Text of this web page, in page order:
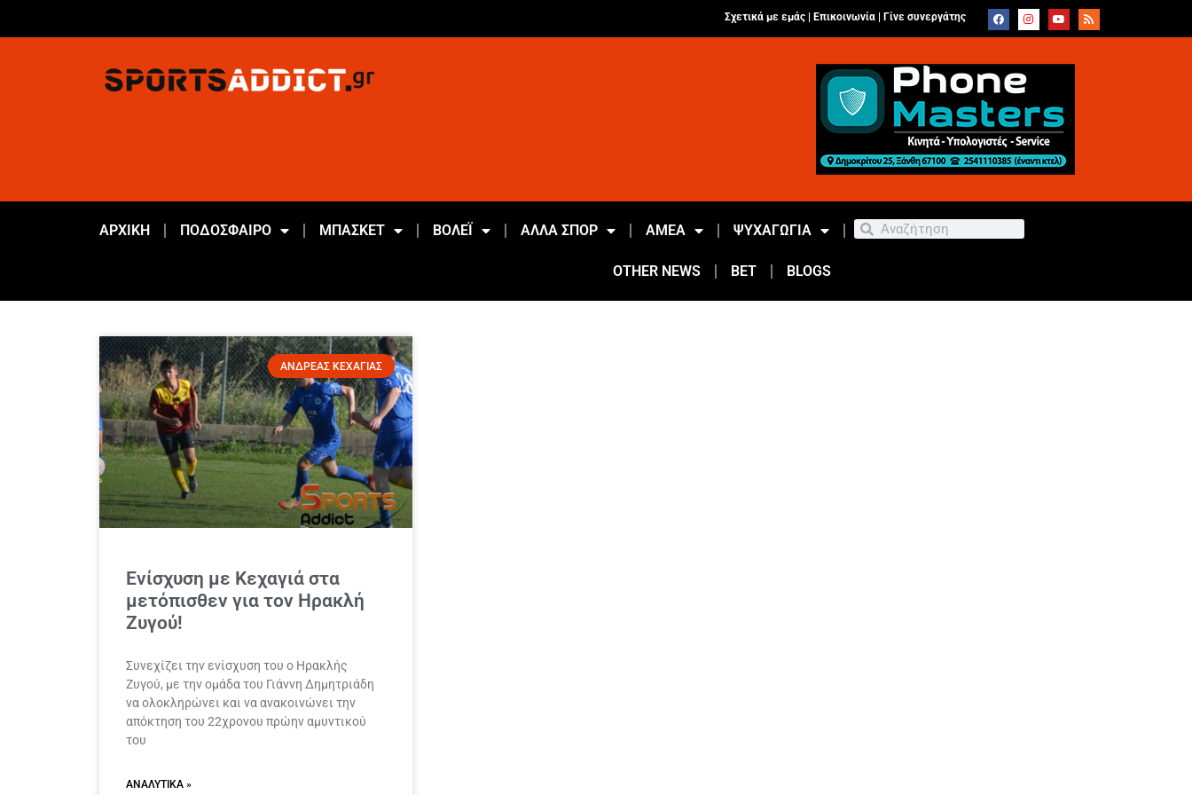
Σχετικά με εμάς | Επικοινωνία Γίνε συνεργάτης
ΑΡΧΙΚΗ ΠΟΔΟΣΦΑΙΡΟ ΜΠΑΣΚΕΤ ΒΟΛΕΪ ΑΛΛΑ ΣΠΟΡ ΑΜΕΑ ΨΥΧΑΓΩΓΙΑ
OTHER NEWS BET BLOGS
ΑΝΔΡΕΑΣ ΚΕΧΑΓΙΑΣ
Ενίσχυση με Κεχαγιά στα
μετόπισθεν για τον Ηρακλή
Ζυγού!
Συνεχίζει την ενίσχυση του ο Ηρακλής
Ζυγού, με την ομάδα του Γιάννη Δημητριάδη
να ολοκληρώνει και να ανακοινώνει την
απόκτηση του 22χρονου πρώην αμυντικού
του
ΑΝΑΛΥΤΙΚΆ »